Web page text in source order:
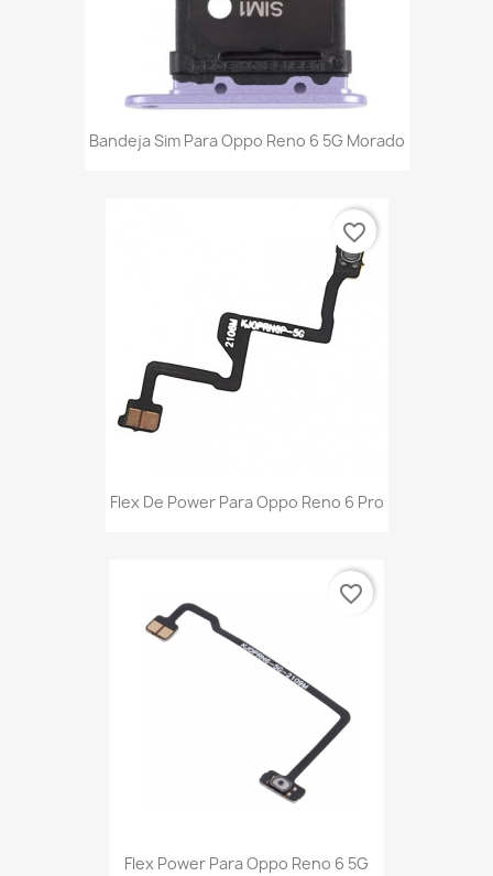
Bandeja Sim Para Oppo Reno 6 5G Morado
Flex De Power Para Oppo Reno 6 Pro
favorite_border
Flex Power Para Oppo Reno 6 5G
favorite_border